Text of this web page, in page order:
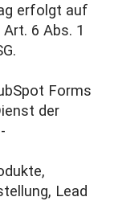
erfolgt auf
6 Abs. 1
Forms
der
Lead